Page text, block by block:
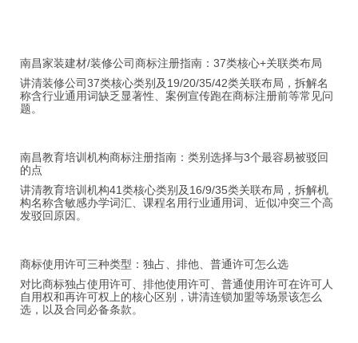
南昌家装建材/装修公司商标注册指南：37类核心+关联类布局
讲清装修公司37类核心类别及19/20/35/42类关联布局，拆解名
称含行业通用词缺乏显著性、案例宣传跑在商标注册前等常见问
题。
南昌教育培训机构商标注册指南：类别选择与3个最容易被驳回
的点
讲清教育培训机构41类核心类别及16/9/35类关联布局，拆解机
构名称含敏感办学词汇、课程名用行业通用词、近似冲突三个高
发驳回原因。
商标使用许可三种类型：独占、排他、普通许可怎么选
对比商标独占使用许可、排他使用许可、普通使用许可在许可人
自用权和再许可权上的核心区别，讲清连锁加盟等场景该怎么
选，以及合同必备条款。